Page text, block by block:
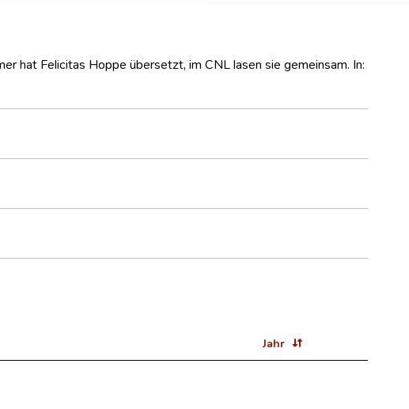
hat Felicitas Hoppe übersetzt, im CNL lasen sie gemeinsam. In:
Jahr